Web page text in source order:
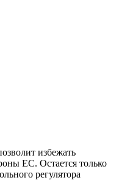
избежать
ЕС. Остается только
регулятора